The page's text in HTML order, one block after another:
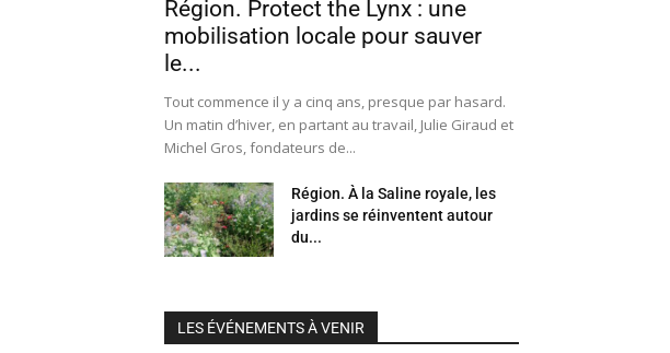
Région. Protect the Lynx : une
mobilisation locale pour sauver
le...
Tout commence il y a cinq ans, presque par hasard.
Un matin d’hiver, en partant au travail, Julie Giraud et
Michel Gros, fondateurs de...
Région. À la Saline royale, les
jardins se réinventent autour
du...
LES ÉVÉNEMENTS À VENIR